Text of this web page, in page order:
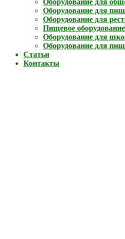
Оборудование для
Оборудование для
Оборудование для
Пищевое
Оборудование для
Оборудование для
Статьи
Контакты